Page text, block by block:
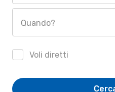
Quando?
Voli diretti